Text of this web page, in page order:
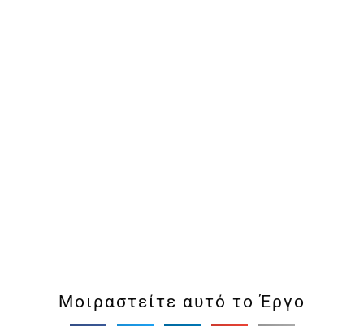
Μοιραστείτε αυτό το Έργο